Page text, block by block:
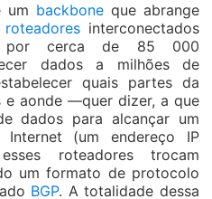
um backbone que abrange
roteadores interconectados
por cerca de 85 000
dados a milhões de
quais partes da
e aonde —quer dizer, a que
dados para alcançar um
(um endereço IP
roteadores trocam
um formato de protocolo
BGP. A totalidade dessa